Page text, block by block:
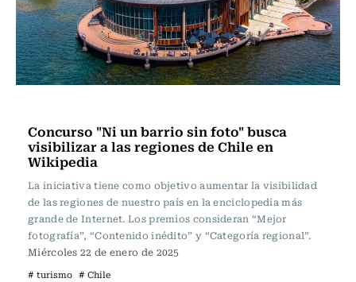
Concurso "Ni un barrio sin foto" busca
visibilizar a las regiones de Chile en
Wikipedia
La iniciativa tiene como objetivo aumentar la visibilidad
de las regiones de nuestro país en la enciclopedia más
grande de Internet. Los premios consideran “Mejor
fotografía”, “Contenido inédito” y “Categoría regional”.
Miércoles 22 de enero de 2025
# turismo # Chile